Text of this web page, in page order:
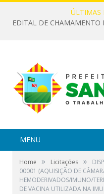
ÚLTIMAS
MENU
Home » Licitações »
00001 (AQUISIÇÃO DE
HEMODERIVADOS/IMUNO/
DE VACINA UTILIZADA NA